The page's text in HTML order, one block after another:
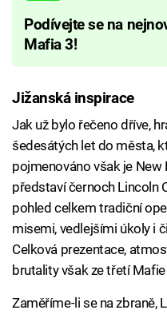
Podívejte se na
Mafia 3!
Jižanská inspirace
Jak už bylo řečeno dříve,
šedesátých let do města,
pojmenováno však je New
představí černoch Lincoln
pohled celkem tradiční
misemi, vedlejšími úkoly i
Celková prezentace,
brutality však ze třetí
Zaměříme-li se na zbraně,